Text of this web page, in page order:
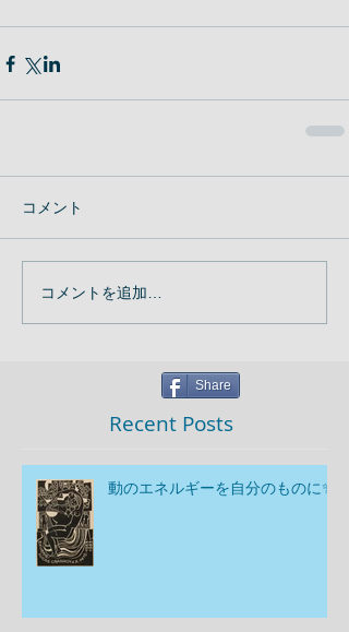
コメント
コメントを追加…
Share
Recent Posts
動のエネルギーを自分のものに✨